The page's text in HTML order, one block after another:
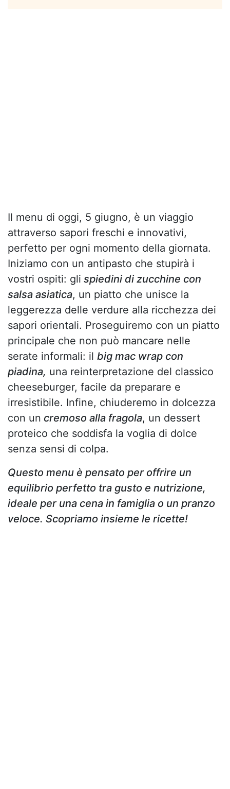
Il menu di oggi, 5 giugno, è un viaggio
attraverso sapori freschi e innovativi,
perfetto per ogni momento della giornata.
Iniziamo con un antipasto che stupirà i
vostri ospiti: gli spiedini di zucchine con
salsa asiatica, un piatto che unisce la
leggerezza delle verdure alla ricchezza dei
sapori orientali. Proseguiremo con un piatto
principale che non può mancare nelle
serate informali: il big mac wrap con
piadina, una reinterpretazione del classico
cheeseburger, facile da preparare e
irresistibile. Infine, chiuderemo in dolcezza
con un cremoso alla fragola, un dessert
proteico che soddisfa la voglia di dolce
senza sensi di colpa.
Questo menu è pensato per offrire un
equilibrio perfetto tra gusto e nutrizione,
ideale per una cena in famiglia o un pranzo
veloce. Scopriamo insieme le ricette!